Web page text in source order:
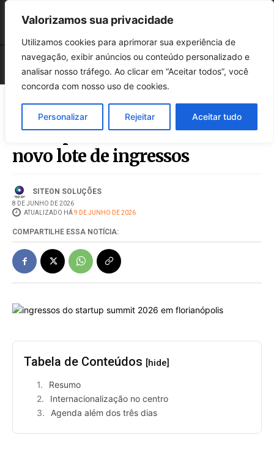
Valorizamos sua privacidade
Utilizamos cookies para aprimorar sua experiência de
navegação, exibir anúncios ou conteúdo personalizado e
analisar nosso tráfego. Ao clicar em “Aceitar todos”, você
concorda com nosso uso de cookies.
Personalizar Rejeitar Aceitar tudo
Startup Summit 2026 abre
novo lote de ingressos
SITEON SOLUÇÕES
8 DE JUNHO DE 2026
ATUALIZADO HÁ9 DE JUNHO DE 2026
COMPARTILHE ESSA NOTÍCIA:
Tabela de Conteúdos [hide]
Resumo
Internacionalização no centro
Agenda além dos três dias